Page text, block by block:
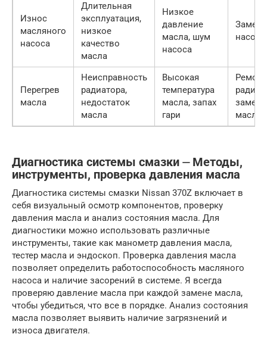
Износ
масляного
насоса
Длительная
эксплуатация,
низкое
качество
масла
Низкое
давление
масла, шум
насоса
Замена
насоса
Перегрев
масла
Неисправность
радиатора,
недостаток
масла
Высокая
температура
масла, запах
гари
Ремонт
замена
масла
Диагностика системы смазки ⏤ Методы,
инструменты, проверка давления масла
Диагностика системы смазки Nissan 370Z включает в
себя визуальный осмотр компонентов, проверку
давления масла и анализ состояния масла. Для
диагностики можно использовать различные
инструменты, такие как манометр давления масла,
тестер масла и эндоскоп. Проверка давления масла
позволяет определить работоспособность масляного
насоса и наличие засорений в системе. Я всегда
проверяю давление масла при каждой замене масла,
чтобы убедиться, что все в порядке. Анализ состояния
масла позволяет выявить наличие загрязнений и
износа двигателя.